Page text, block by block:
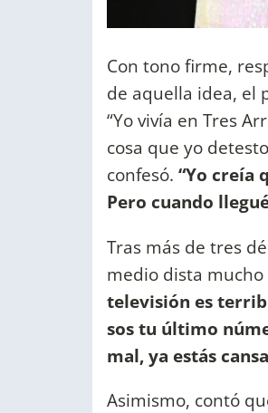
Con tono firme,
de aquella idea, el
“Yo vivía en Tres
cosa que yo
confesó. “Yo creía
Pero cuando
Tras más de tres
medio dista
televisión es
sos tu último
mal, ya estás
Asimismo, contó